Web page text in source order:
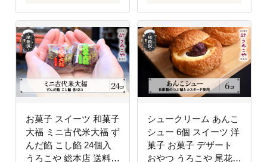
お菓子 スイーツ 和菓子
大福 ミニ古代米大福 ず
んだ餡 こし餡 24個入
うろこや 総本店 送料無
シュークリーム あんこ
シュー 6個 スイーツ 洋
菓子 お菓子 デザート
おやつ うろこや 尾花沢